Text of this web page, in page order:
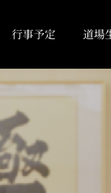
行事予定 道場